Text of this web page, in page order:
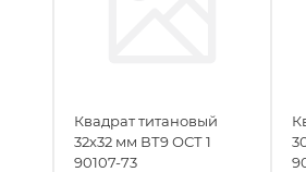
Квадрат титановый
32х32 мм ВТ9 ОСТ 1
90107-73